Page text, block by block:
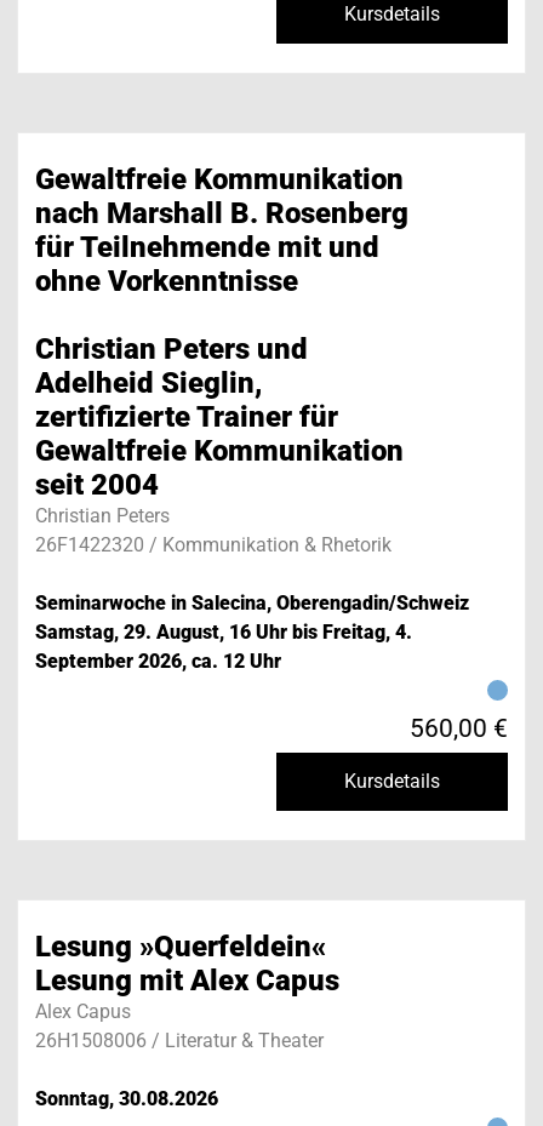
Kursdetails
Gewaltfreie Kommunikation
nach Marshall B. Rosenberg
für Teilnehmende mit und
ohne Vorkenntnisse
Christian Peters und
Adelheid Sieglin,
zertifizierte Trainer für
Gewaltfreie Kommunikation
seit 2004
Christian Peters
26F1422320 / Kommunikation & Rhetorik
Seminarwoche in Salecina, Oberengadin/Schweiz
Samstag, 29. August, 16 Uhr bis Freitag, 4.
September 2026, ca. 12 Uhr
560,00 €
Kursdetails
Lesung »Querfeldein«
Lesung mit Alex Capus
Alex Capus
26H1508006 / Literatur & Theater
Sonntag, 30.08.2026